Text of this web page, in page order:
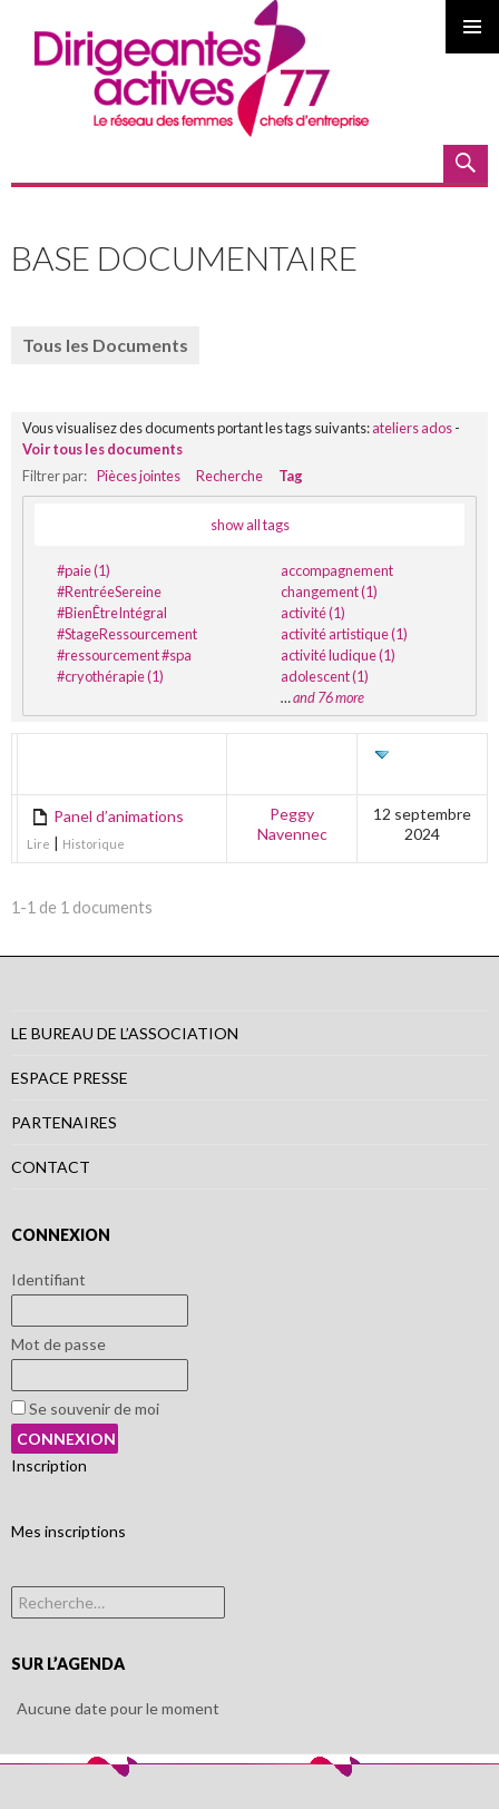
AU
PRINCIPAL
BASE DOCUMENTAIRE
Tous les Documents
Vous visualisez des documents portant les tags suivants:ateliers ados-
Voir tous les documents
Filtrer par: Pièces jointes Recherche Tag
show all tags
#paie (1)
#RentréeSereine
#BienÊtreIntégral
#StageRessourcement
#ressourcement #spa
#cryothérapie (1)
accompagnement
changement (1)
activité (1)
activité artistique (1)
activité ludique (1)
adolescent (1)
…and 76 more
Panel d’animations
Lire | Historique
Peggy
Navennec
12 septembre
2024
1-1 de 1 documents
LE BUREAU DE L’ASSOCIATION
ESPACE PRESSE
PARTENAIRES
CONTACT
CONNEXION
Identifiant
Mot de passe
Se souvenir de moi
Inscription
Mes inscriptions
Rechercher :
SUR L’AGENDA
Aucune date pour le moment